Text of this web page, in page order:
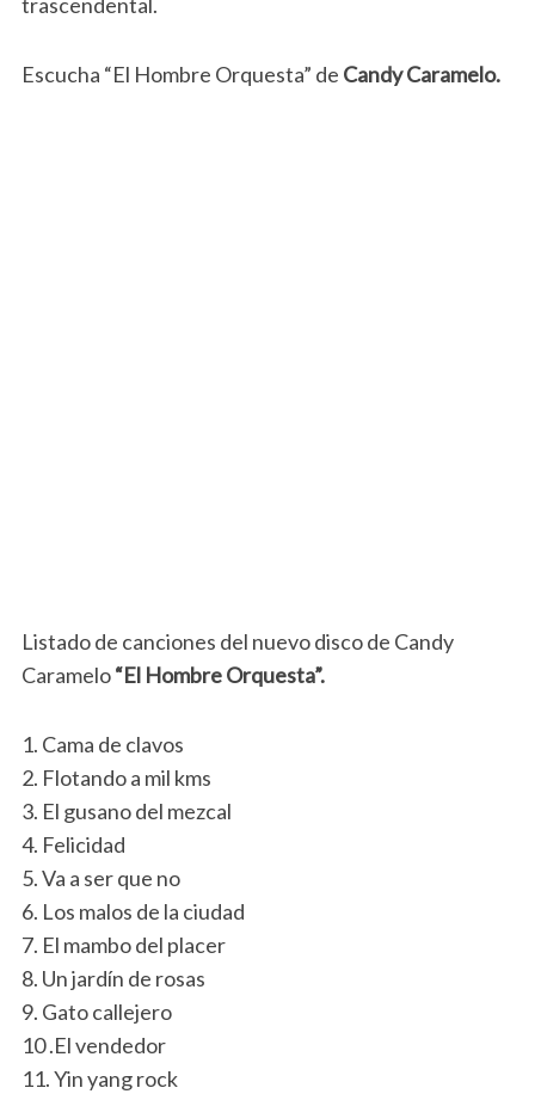
Escucha “El Hombre Orquesta” de Candy Caramelo.
Listado de canciones del nuevo disco de Candy
Caramelo“El Hombre Orquesta”.
1. Cama de clavos
2. Flotando a mil kms
3. El gusano del mezcal
4. Felicidad
5. Va a ser que no
6. Los malos de la ciudad
7. El mambo del placer
8. Un jardín de rosas
9. Gato callejero
10 .El vendedor
11. Yin yang rock